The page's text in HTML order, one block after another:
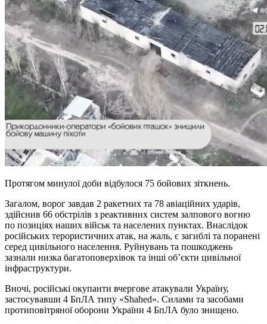
Протягом минулої доби відбулося 75 бойових зіткнень.
Загалом, ворог завдав 2 ракетних та 78 авіаційних ударів,
здійснив 66 обстрілів з реактивних систем залпового вогню
по позиціях наших військ та населених пунктах. Внаслідок
російських терористичних атак, на жаль, є загиблі та поранені
серед цивільного населення. Руйнувань та пошкоджень
зазнали низка багатоповерхівок та інші об’єкти цивільної
інфраструктури.
Вночі, російські окупанти вчергове атакували Україну,
застосувавши 4 БпЛА типу «Shahed». Силами та засобами
протиповітряної оборони України 4 БпЛА було знищено.